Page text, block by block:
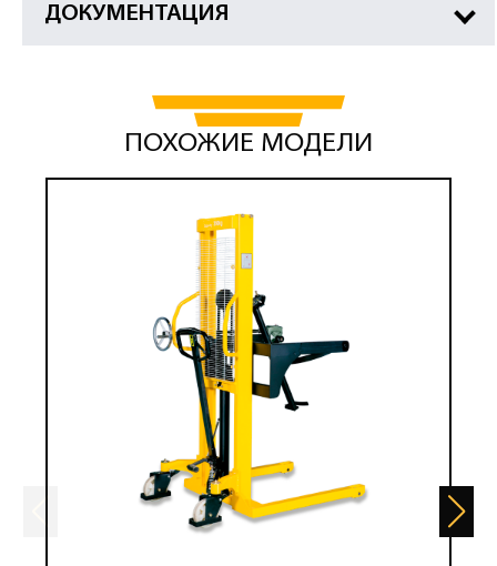
ДОКУМЕНТАЦИЯ
ПОХОЖИЕ МОДЕЛИ